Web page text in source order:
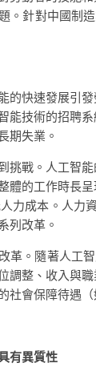
。針對中國制
的快速發展引
能技術的招聘
期失業。
挑戰。人工智
體的工作時長
力成本。人
列改革。
革。隨著人工
調整、收入與
會保障待遇
有異質性